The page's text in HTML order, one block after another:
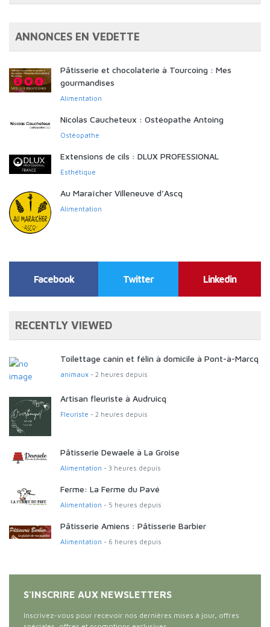
ANNONCES EN VEDETTE
Pâtisserie et chocolaterie à Tourcoing : Mes
gourmandises
Alimentation
Nicolas Caucheteux : Ostéopathe Antoing
Ostéopathe
Extensions de cils : DLUX PROFESSIONAL
Esthétique
Au Maraîcher Villeneuve d’Ascq
Alimentation
Facebook Twitter Linkedin
RECENTLY VIEWED
Toilettage canin et félin à domicile à Pont-à-Marcq
animaux- 2 heures depuis
Artisan fleuriste à Audruicq
Fleuriste - 2 heures depuis
Pâtisserie Dewaele à La Groise
Alimentation - 3 heures depuis
Ferme: La Ferme du Pavé
Alimentation - 5 heures depuis
Pâtisserie Amiens : Pâtisserie Barbier
Alimentation - 6 heures depuis
S'INSCRIRE AUX NEWSLETTERS
Inscrivez-vous pour recevoir nos dernières mises à jour, offres